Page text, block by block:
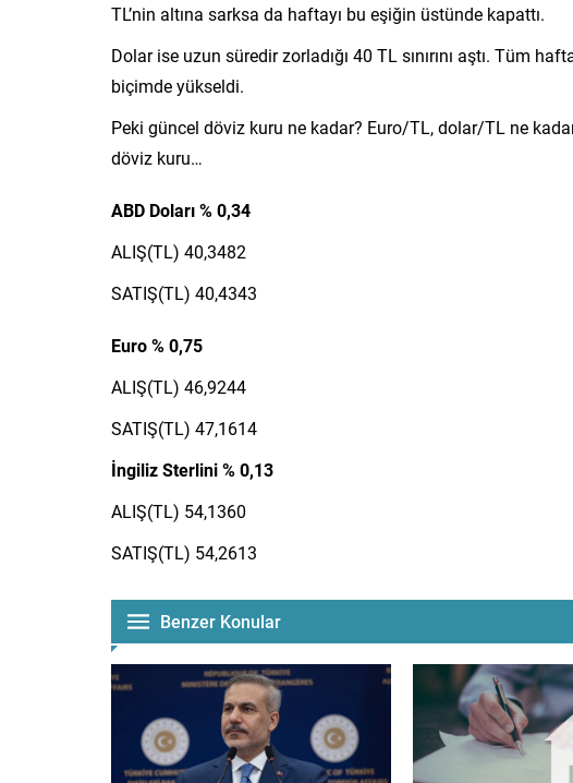
TL’nin altına sarksa da haftayı bu eşiğin üstünde kapattı.
Dolar ise uzun süredir zorladığı 40 TL sınırını aştı. Tüm
biçimde yükseldi.
Peki güncel döviz kuru ne kadar? Euro/TL, dolar/TL ne
döviz kuru…
ABD Doları % 0,34
ALIŞ(TL) 40,3482
SATIŞ(TL) 40,4343
Euro % 0,75
ALIŞ(TL) 46,9244
SATIŞ(TL) 47,1614
İngiliz Sterlini % 0,13
ALIŞ(TL) 54,1360
SATIŞ(TL) 54,2613
Benzer Konular